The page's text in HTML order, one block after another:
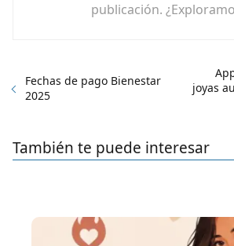
publicación.
Fechas de pago Bienestar
2025
joyas
También te puede interesar